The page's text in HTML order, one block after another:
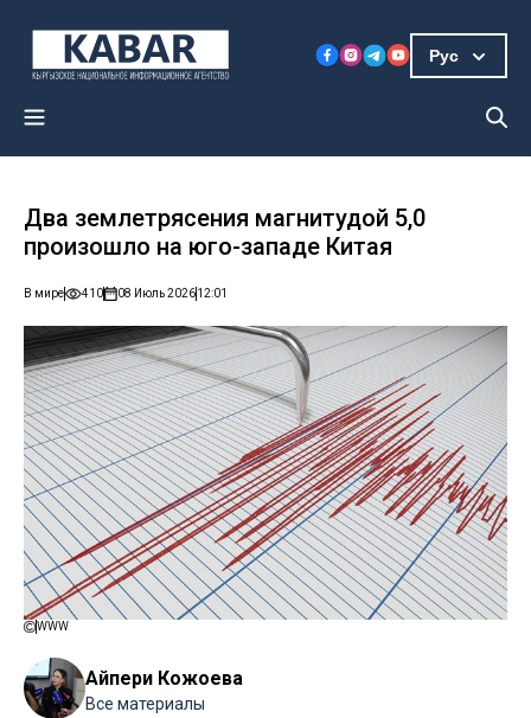
Рус
Два землетрясения магнитудой 5,0
произошло на юго-западе Китая
В мире 410 08 Июль 202612:01
WWW
Айпери Кожоева
Все материалы